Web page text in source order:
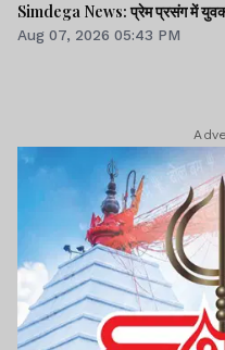
Simdega News: प्रेम प्रसंग में युवक
Aug 07, 2026 05:43 PM